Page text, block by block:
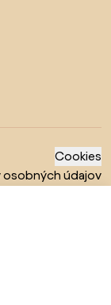
Cookies
osobných údajov